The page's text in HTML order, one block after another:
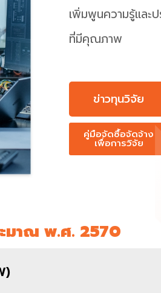
เพิ่มพูนความรู้และ
ที่มีคุณภาพ
ข่าวทุนวิจัย
คู่มือจัดซื้อจัดจ้าง
เพื่อการวิจัย
มาณ พ.ศ. 2570